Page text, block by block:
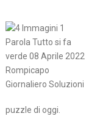
puzzle di oggi.